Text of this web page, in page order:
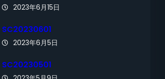
2023年6月15日
SC20230601
2023年6月5日
SC20230501